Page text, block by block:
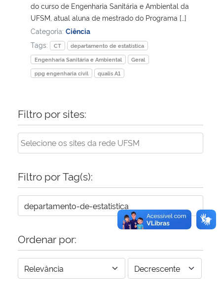
do curso de Engenharia Sanitária e Ambiental da
UFSM, atual aluna de mestrado do Programa […]
Categoria: Ciência
Tags:
CT
departamento de estatística
Engenharia Sanitária e Ambiental
Geral
ppg engenharia civil
qualis A1
Filtro por sites:
Filtro por Tag(s):
Ordenar por: